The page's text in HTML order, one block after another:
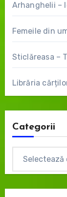
Arhanghelii –
Femeile din
Sticlăreasa –
Librăria
Categorii